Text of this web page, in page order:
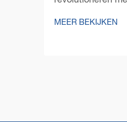
MEER BEKIJKEN